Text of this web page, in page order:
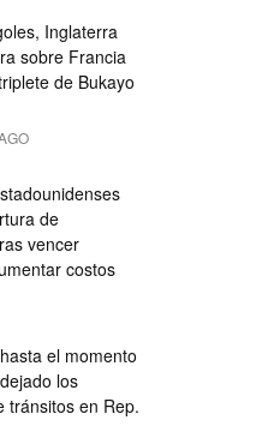
Inglaterra
sobre Francia
de Bukayo
de
vencer
costos
el momento
los
tránsitos en Rep.